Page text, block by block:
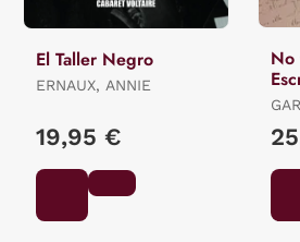
El Taller Negro
ERNAUX, ANNIE
19,95 €
No